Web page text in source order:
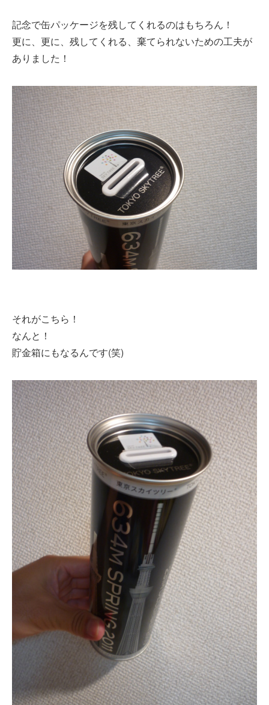
記念で缶パッケージを残してくれるのはもちろん！
更に、更に、残してくれる、棄てられないための工夫が
ありました！
それがこちら！
なんと！
貯金箱にもなるんです(笑)